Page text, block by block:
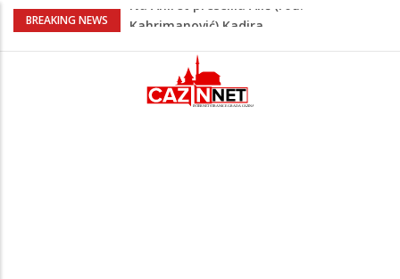
BREAKING NEWS
Heroji se ne zaboravljaju –
Video/ Severina prekinula koncert i
poslala poruku o Srebrenici: Kad svi